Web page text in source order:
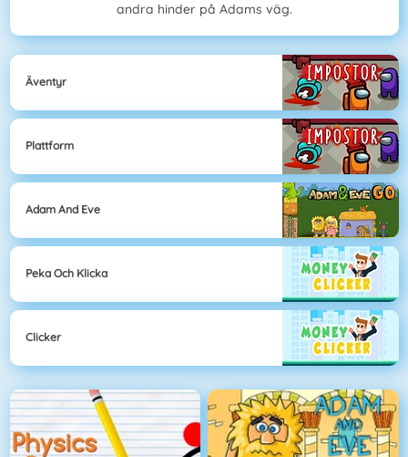
andra hinder på Adams väg.
Äventyr
Plattform
Adam And Eve
Peka Och Klicka
Clicker